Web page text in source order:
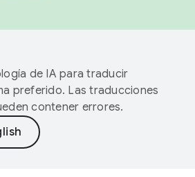
de IA para traducir
preferido. Las traducciones
contener errores.